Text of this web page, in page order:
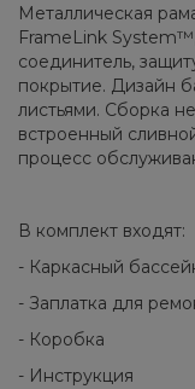
Металлическая
FrameLink
соединитель,
покрытие. Дизайн
листьями. Сборка
встроенный
процесс
В комплект входят:
- Каркасный
- Заплатка для
- Коробка
- Инструкция